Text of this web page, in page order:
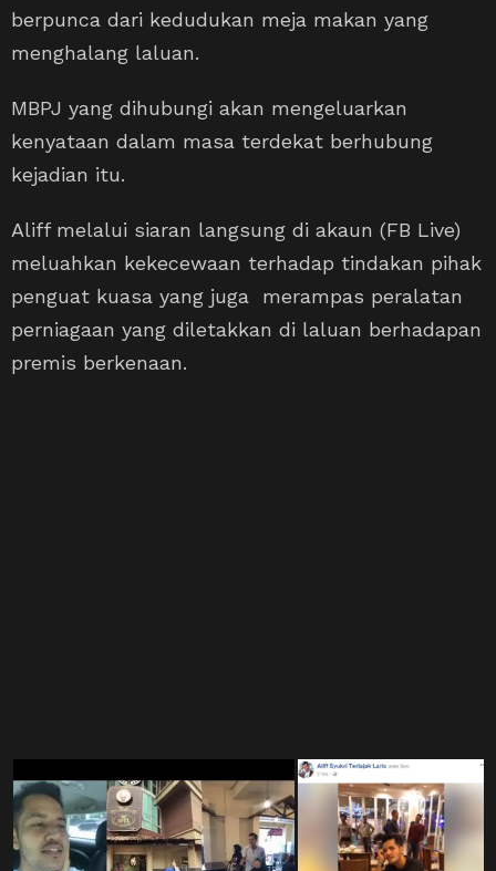
berpunca dari kedudukan meja makan yang
menghalang laluan.
MBPJ yang dihubungi akan mengeluarkan
kenyataan dalam masa terdekat berhubung
kejadian itu.
Aliff melalui siaran langsung di akaun (FB Live)
meluahkan kekecewaan terhadap tindakan pihak
penguat kuasa yang juga merampas peralatan
perniagaan yang diletakkan di laluan berhadapan
premis berkenaan.